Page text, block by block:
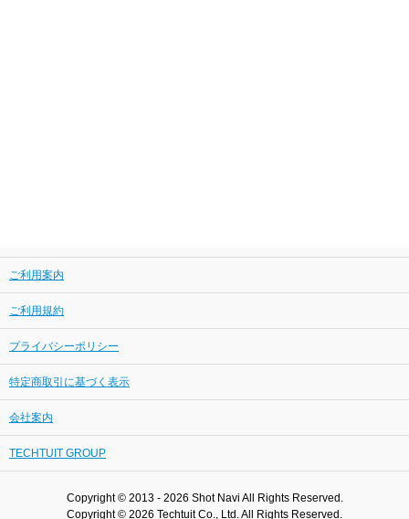
ご利用案内
ご利用規約
プライバシーポリシー
特定商取引に基づく表示
会社案内
TECHTUIT GROUP
Copyright © 2013 - 2026 Shot Navi All Rights Reserved.
Copyright © 2026 Techtuit Co., Ltd. All Rights Reserved.